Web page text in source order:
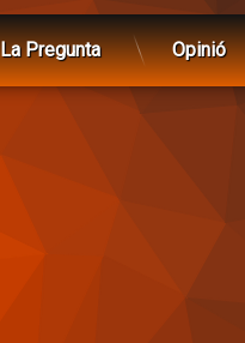
La Pregunta Opinió